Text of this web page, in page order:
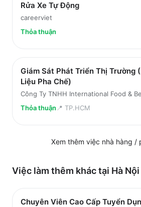
Rửa Xe Tự Động
careerviet
Thỏa thuận
Giám Sát Phát Triển Thị Trường
Liệu Pha Chế)
Công Ty TNHH International Food &
Thỏa thuận 📍 TP.HCM
Xem thêm việc nhà hàng /
Việc làm thêm khác tại Hà Nội
Chuyên Viên Cao Cấp Tuyển